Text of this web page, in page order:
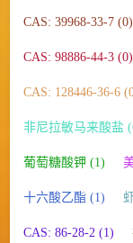
CAS: 39968-33-7 (0)
CAS: 98886-44-3 (0)
CAS: 128446-36-6
非尼拉敏马来酸盐
葡萄糖酸钾 (1)
十六酸乙酯 (1)
CAS: 86-28-2 (1)